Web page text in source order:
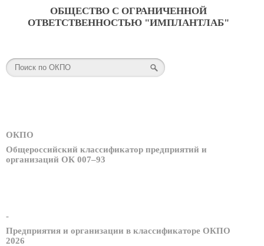
ОБЩЕСТВО С ОГРАНИЧЕННОЙ
ОТВЕТСТВЕННОСТЬЮ "ИМПЛАНТЛАБ"
ОКПО
Общероссийский классификатор предприятий и
организаций ОК 007–93
-
Предприятия и организации в классификаторе ОКПО
2026